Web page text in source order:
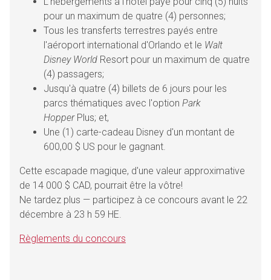
pour un maximum de quatre (4) personnes;
Tous les transferts terrestres payés entre
l'aéroport international d'Orlando et le Walt
Disney World Resort pour un maximum de quatre
(4) passagers;
Jusqu'à quatre (4) billets de 6 jours pour les
parcs thématiques avec l'option Park
HopperPlus; et,
Une (1) carte-cadeau Disney d'un montant de
600,00 $ US pour le gagnant.
Cette escapade magique, d'une valeur approximative
de 14 000 $ CAD, pourrait être la vôtre!
Ne tardez plus — participez à ce concours avant le 22
décembre à 23 h 59 HE.
Règlements du concours